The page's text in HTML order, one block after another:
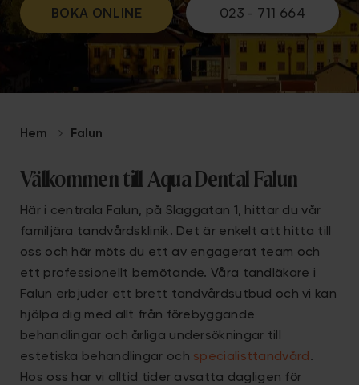
BOKA ONLINE 023 - 711 664
Hem Falun
Välkommen till Aqua Dental Falun
Här i centrala Falun, på Slaggatan 1, hittar du vår
familjära tandvårdsklinik. Det är enkelt att hitta till
oss och här möts du ett av engagerat team och
ett professionellt bemötande. Våra tandläkare i
Falun erbjuder ett brett tandvårdsutbud och vi kan
hjälpa dig med allt från förebyggande
behandlingar och årliga undersökningar till
estetiska behandlingar och specialisttandvård .
Hos oss har vi alltid tider avsatta dagligen för